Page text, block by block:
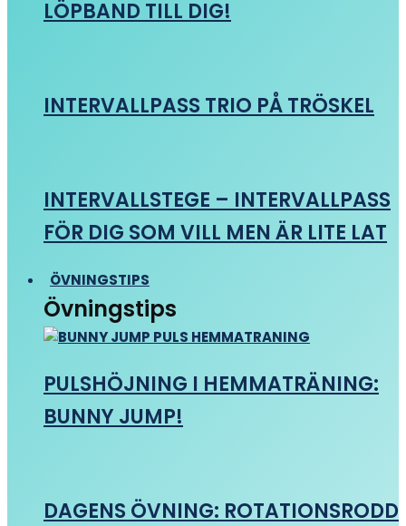
LÖPBAND TILL DIG!
INTERVALLPASS TRIO PÅ TRÖSKEL
INTERVALLSTEGE – INTERVALLPASS
FÖR DIG SOM VILL MEN ÄR LITE LAT
ÖVNINGSTIPS
Övningstips
PULSHÖJNING I HEMMATRÄNING:
BUNNY JUMP!
DAGENS ÖVNING: ROTATIONSRODD